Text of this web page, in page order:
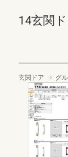
14玄関
玄関ドア グ